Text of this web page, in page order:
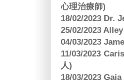
心理治療師)
18/02/2023 Dr.
25/02/2023
04/03/2023
11/03/2023
人)
18/03/2023